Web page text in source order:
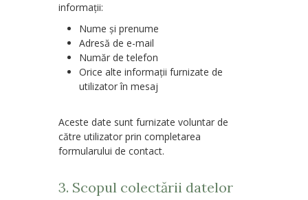
informații:
Nume și prenume
Adresă de e-mail
Număr de telefon
Orice alte informații furnizate de
utilizator în mesaj
Aceste date sunt furnizate voluntar de
către utilizator prin completarea
formularului de contact.
3. Scopul colectării datelor